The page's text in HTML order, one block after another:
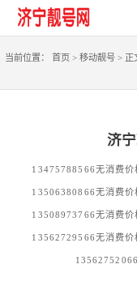
当前位置： 首页> 移动靓号 >正
济
13475788566无消费
13506380866无消费
13508973766无消费
13562729566无消费